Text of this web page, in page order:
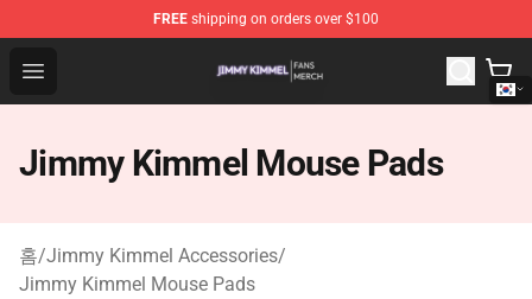
FREE shipping on orders over $100
Open menu
Jimmy Kimmel Shop - Official Jimmy Kimmel
Jimmy Kimmel Mouse Pads
홈/Jimmy Kimmel Accessories/
Jimmy Kimmel Mouse Pads